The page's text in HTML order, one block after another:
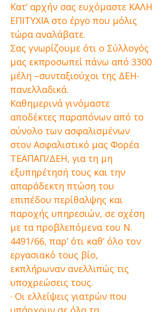
Κατ’ αρχήν σας ευχόμαστε ΚΑΛΗ
ΕΠΙΤΥΧΙΑ στο έργο που μόλις
τώρα αναλάβατε.
Σας γνωρίζουμε ότι ο Σύλλογός
μας εκπροσωπεί πάνω από 3300
μέλη –συνταξιούχοι της ΔΕΗ-
πανελλαδικά.
Καθημερινά γινόμαστε
αποδέκτες παραπόνων από το
σύνολο των ασφαλισμένων
στον Ασφαλιστικό μας Φορέα
ΤΕΑΠΑΠ/ΔΕΗ, για τη μη
εξυπηρέτησή τους και την
απαράδεκτη πτώση του
επιπέδου περίθαλψης και
παροχής υπηρεσιών, σε σχέση
με τα προβλεπόμενα του Ν.
4491/66, παρ’ ότι καθ’ όλο τον
εργασιακό τους βίο,
εκπλήρωναν ανελλιπώς τις
υποχρεώσεις τους.
· Οι ελλείψεις γιατρών που